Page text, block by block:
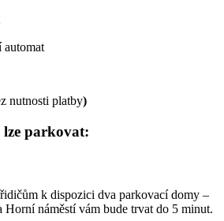
automat
nutnosti platby)
parkovat:
k dispozici dva parkovací domy –
Horní náměstí vám bude trvat do 5 minut.